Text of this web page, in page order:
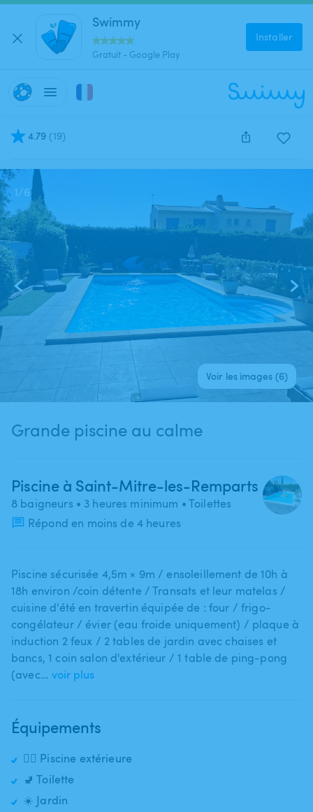
Swimmy
Gratuit - Google Play
Installer
4.79 (19)
1/6
Voir les images (6)
Grande piscine au calme
Piscine à Saint-Mitre-les-Remparts
8 baigneurs • 3 heures minimum • Toilettes
Répond en moins de 4 heures
Piscine sécurisée 4​,​5m × 9m ​/​ ensoleillement de 10h à
18h environ ​/​coin détente ​/​ Transats et leur matelas ​/​
cuisine d'été en travertin équipée de : four ​/​ frigo-
congélateur ​/​ évier (eau froide uniquement) ​/​ plaque à
induction 2 feux ​/​ 2 tables de jardin avec chaises et
bancs​,​ 1 coin salon d'extérieur ​/​ 1 table de ping-pong
(avec… voir plus
Équipements
🏊‍♂️ Piscine extérieure
🚽 Toilette
☀️ Jardin